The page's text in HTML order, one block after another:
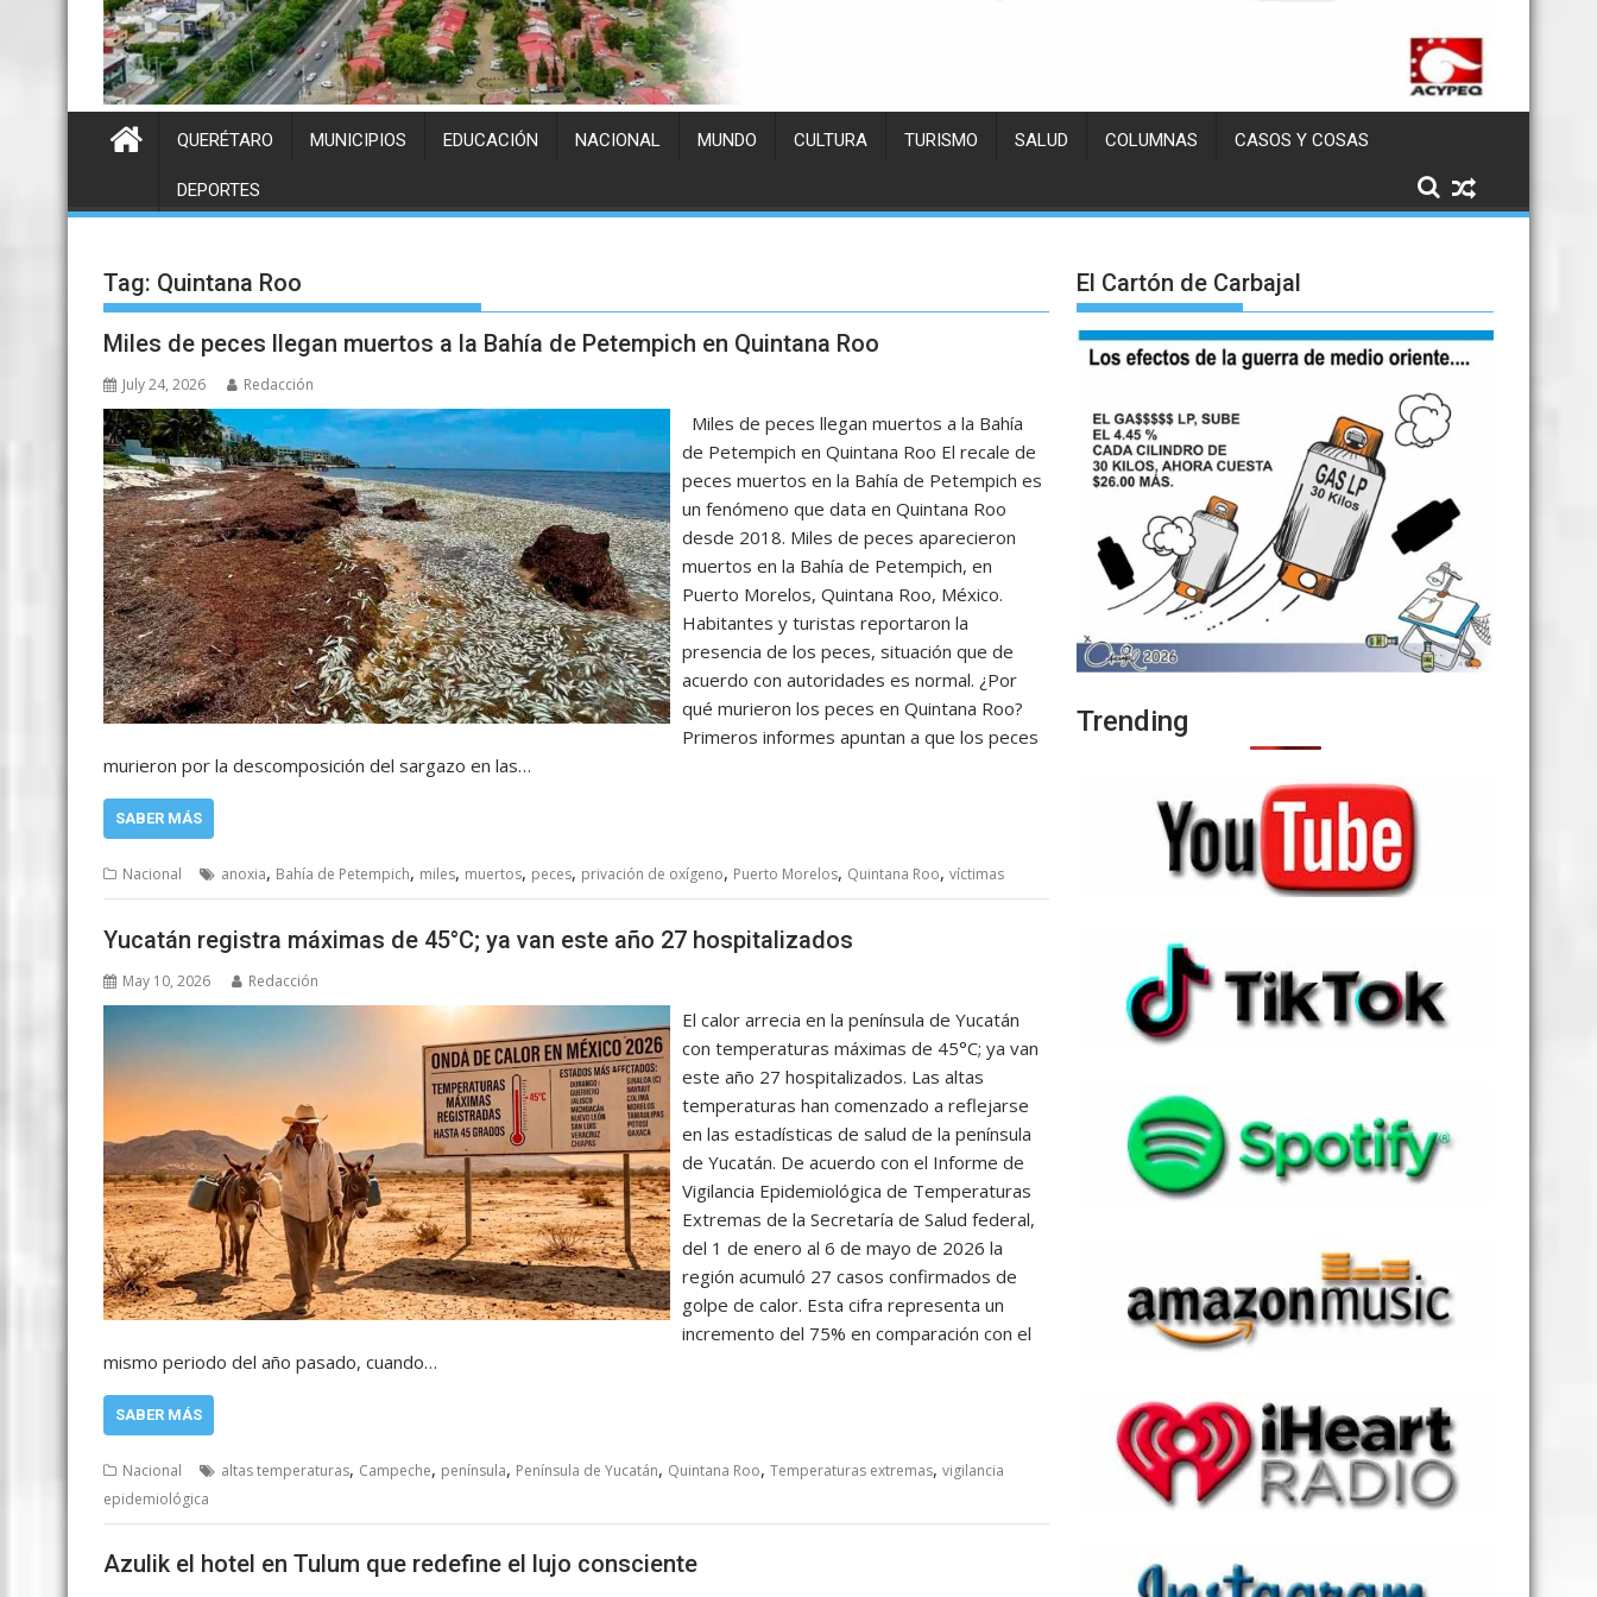
QUERÉTARO MUNICIPIOS EDUCACIÓN NACIONAL MUNDO CULTURA TURISMO SALUD COLUMNAS CASOS Y COSAS
DEPORTES
Tag: Quintana Roo
Miles de peces llegan muertos a la Bahía de Petempich en Quintana Roo
July 24, 2026 Redacción
Miles de peces llegan muertos a la Bahía
de Petempich en Quintana Roo El recale de
peces muertos en la Bahía de Petempich es
un fenómeno que data en Quintana Roo
desde 2018. Miles de peces aparecieron
muertos en la Bahía de Petempich, en
Puerto Morelos, Quintana Roo, México.
Habitantes y turistas reportaron la
presencia de los peces, situación que de
acuerdo con autoridades es normal. ¿Por
qué murieron los peces en Quintana Roo?
Primeros informes apuntan a que los peces
murieron por la descomposición del sargazo en las…
SABER MÁS
Nacional anoxia, Bahía de Petempich, miles, muertos, peces, privación de oxígeno, Puerto Morelos, Quintana Roo, víctimas
Yucatán registra máximas de 45°C; ya van este año 27 hospitalizados
May 10, 2026 Redacción
El calor arrecia en la península de Yucatán
con temperaturas máximas de 45°C; ya van
este año 27 hospitalizados. Las altas
temperaturas han comenzado a reflejarse
en las estadísticas de salud de la península
de Yucatán. De acuerdo con el Informe de
Vigilancia Epidemiológica de Temperaturas
Extremas de la Secretaría de Salud federal,
del 1 de enero al 6 de mayo de 2026 la
región acumuló 27 casos confirmados de
golpe de calor. Esta cifra representa un
incremento del 75% en comparación con el
mismo periodo del año pasado, cuando…
SABER MÁS
Nacional altas temperaturas, Campeche, península, Península de Yucatán, Quintana Roo, Temperaturas extremas, vigilancia
epidemiológica
Azulik el hotel en Tulum que redefine el lujo consciente
El Cartón de Carbajal
Trending